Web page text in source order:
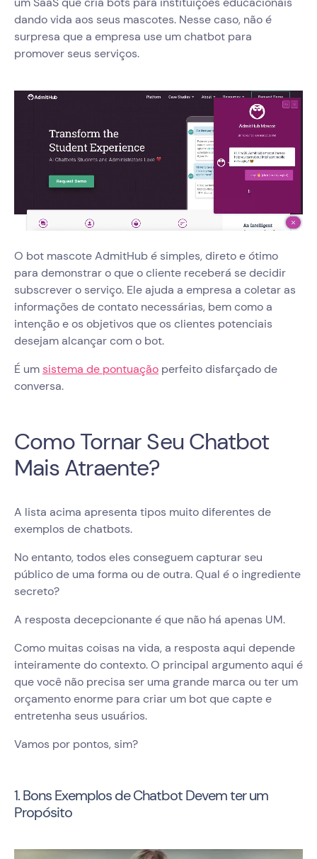
dando vida aos seus mascotes. Nesse caso, não é
surpresa que a empresa use um chatbot para
promover seus serviços.
O bot mascote AdmitHub é simples, direto e ótimo
para demonstrar o que o cliente receberá se decidir
subscrever o serviço. Ele ajuda a empresa a coletar as
informações de contato necessárias, bem como a
intenção e os objetivos que os clientes potenciais
desejam alcançar com o bot.
É umsistema de pontuação perfeito disfarçado de
conversa.
Como Tornar Seu Chatbot
Mais Atraente?
A lista acima apresenta tipos muito diferentes de
exemplos de chatbots.
No entanto, todos eles conseguem capturar seu
público de uma forma ou de outra. Qual é o ingrediente
secreto?
A resposta decepcionante é que não há apenas UM.
Como muitas coisas na vida, a resposta aqui depende
inteiramente do contexto. O principal argumento aqui é
que você não precisa ser uma grande marca ou ter um
orçamento enorme para criar um bot que capte e
entretenha seus usuários.
Vamos por pontos, sim?
1. Bons Exemplos de Chatbot Devem ter um
Propósito